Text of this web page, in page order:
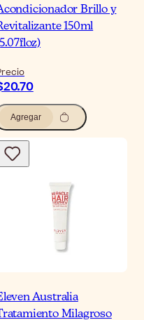
Brillo y
150ml
Agregar
Australia
Milagroso